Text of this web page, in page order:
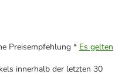
Preisempfehlung * Es gelten
innerhalb der letzten 30